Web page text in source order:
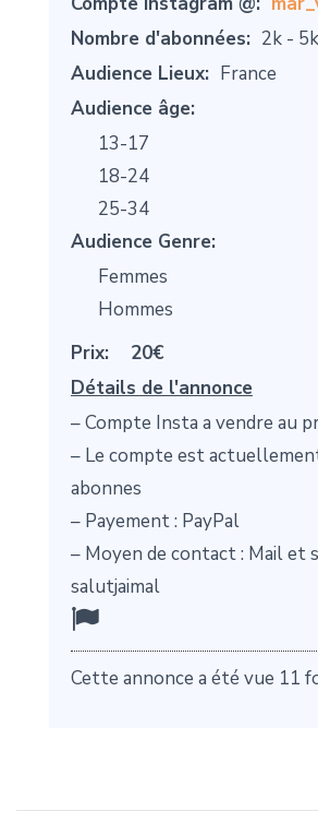
Nombre d'abonnées: 2k - 5k
Audience Lieux: France
Audience âge:
13-17
18-24
25-34
Audience Genre:
Femmes
Hommes
Prix:
20€
Détails de l'annonce
– Compte Insta a vendre au
– Le compte est
abonnes
– Payement : PayPal
– Moyen de contact : Mail et
salutjaimal
Cette annonce a été vue 11